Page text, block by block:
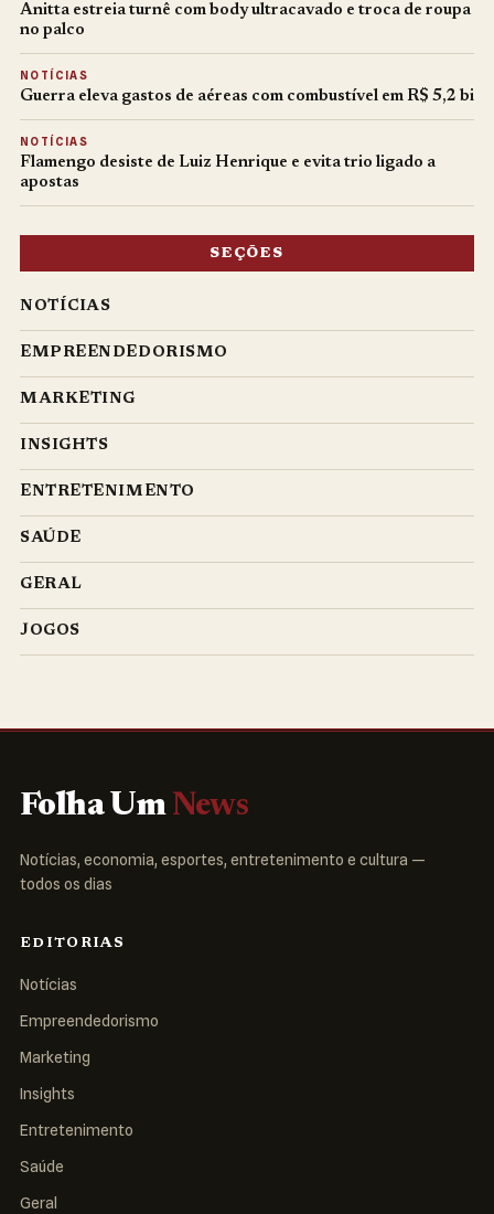
Anitta estreia turnê com body ultracavado e troca de roupa
no palco
NOTÍCIAS
Guerra eleva gastos de aéreas com combustível em R$ 5,2 bi
NOTÍCIAS
Flamengo desiste de Luiz Henrique e evita trio ligado a
apostas
SEÇÕES
NOTÍCIAS
EMPREENDEDORISMO
MARKETING
INSIGHTS
ENTRETENIMENTO
SAÚDE
GERAL
JOGOS
Folha Um News
Notícias, economia, esportes, entretenimento e cultura —
todos os dias
EDITORIAS
Notícias
Empreendedorismo
Marketing
Insights
Entretenimento
Saúde
Geral